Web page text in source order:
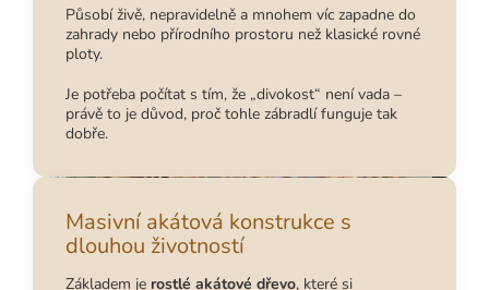
Působí živě, nepravidelně a mnohem víc zapadne do
zahrady nebo přírodního prostoru než klasické rovné
ploty.
Je potřeba počítat s tím, že „divokost“ není vada –
právě to je důvod, proč tohle zábradlí funguje tak
dobře.
Masivní akátová konstrukce s
dlouhou životností
Základem je rostlé akátové dřevo, které si